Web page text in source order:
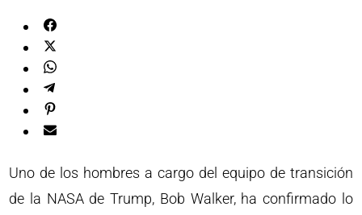
Uno de los hombres a cargo del equipo de transición
de la NASA de Trump, Bob Walker, ha confirmado lo